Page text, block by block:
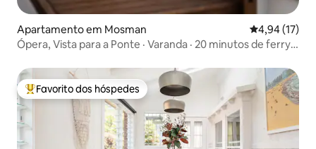
Apartamento em Mosman Classificação
4,94 (17)
Ópera, Vista para a Ponte · Varanda · 20 minutos de ferry
Favoritos dos hóspedes mais apreciados
Favorito dos hóspedes